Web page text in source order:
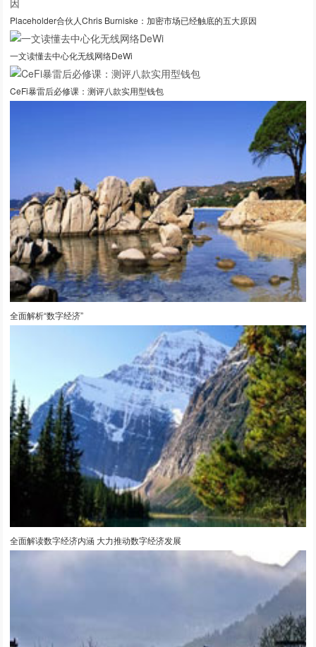
Placeholder合伙人Chris Burniske：加密市场已经触底的五大原因
一文读懂去中心化无线网络DeWi
CeFi暴雷后必修课：测评八款实用型钱包
全面解析“数字经济”
全面解读数字经济内涵 大力推动数字经济发展